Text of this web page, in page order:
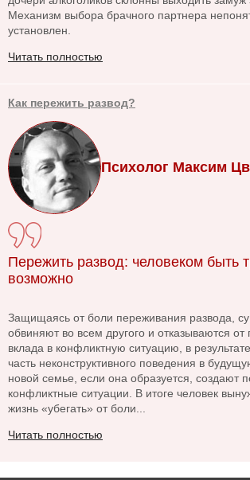
Механизм выбора брачного партнера
установлен.
Читать полностью
Как пережить развод?
Психолог Максим
Пережить развод: человеком быть
возможно
Защищаясь от боли переживания развода,
обвиняют во всем другого и отказываются
вклада в конфликтную ситуацию, в
часть неконструктивного поведения в
новой семье, если она образуется, создают
конфликтные ситуации. В итоге человек
жизнь «убегать» от боли...
Читать полностью